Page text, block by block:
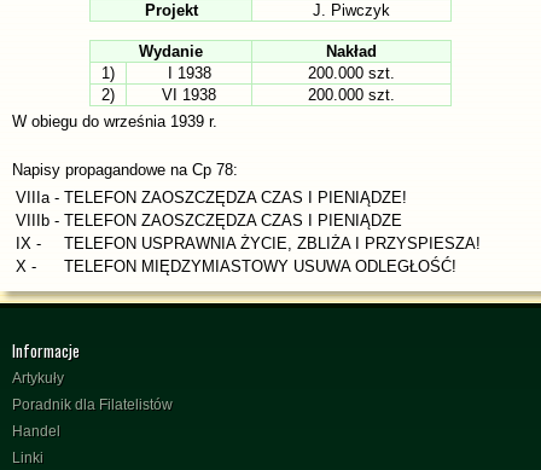
Projekt
J. Piwczyk
Wydanie
Nakład
1)
I 1938
200.000 szt.
2)
VI 1938
200.000 szt.
W obiegu do września 1939 r.
Napisy propagandowe na Cp 78:
VIIIa - TELEFON ZAOSZCZĘDZA CZAS I PIENIĄDZE!
VIIIb - TELEFON ZAOSZCZĘDZA CZAS I PIENIĄDZE
IX -
TELEFON USPRAWNIA ŻYCIE, ZBLIŻA I PRZYSPIESZA!
X -
TELEFON MIĘDZYMIASTOWY USUWA ODLEGŁOŚĆ!
Informacje
Artykuły
Poradnik dla Filatelistów
Handel
Linki